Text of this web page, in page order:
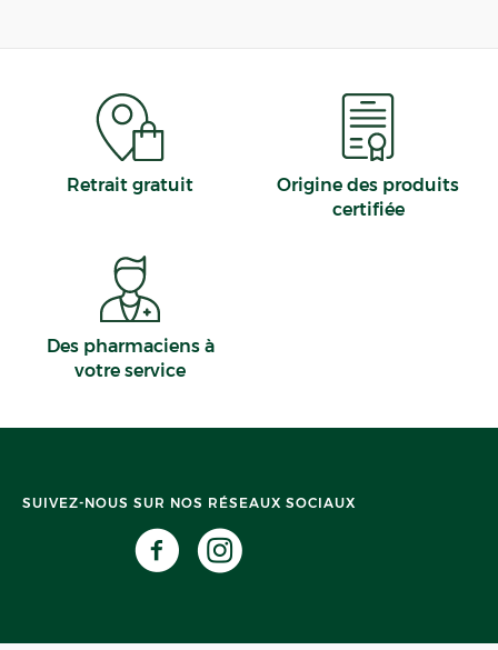
Retrait gratuit
Origine des produits
certifiée
Des pharmaciens à
votre service
SUIVEZ-NOUS SUR NOS RÉSEAUX SOCIAUX